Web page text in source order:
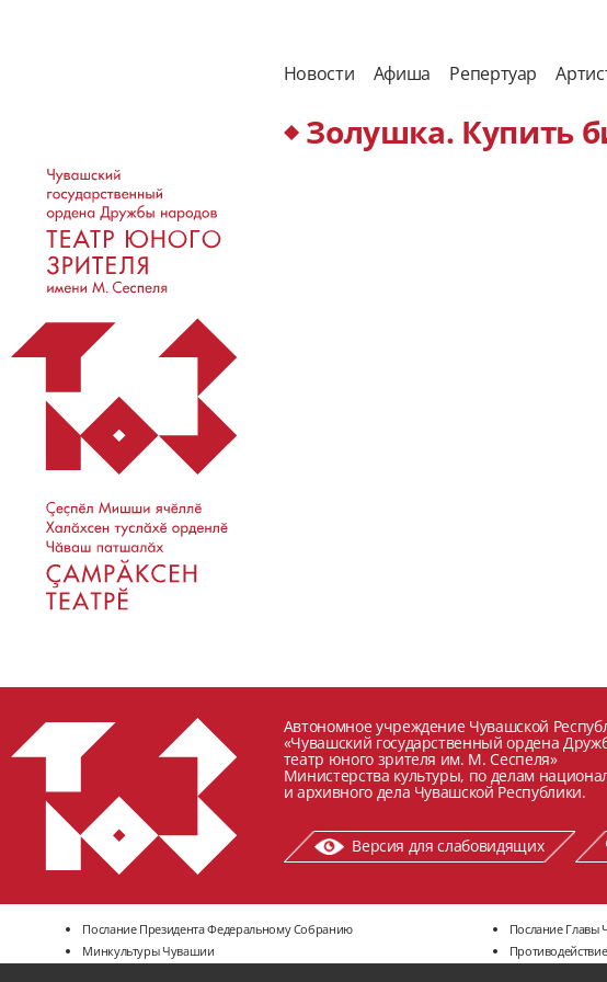
Новости Афиша Репертуар
Золушка. Купить
Автономное учреждение Чувашской
«Чувашский государственный ордена
театр юного зрителя им. М. Сеспеля»
Министерства культуры, по делам
и архивного дела Чувашской Республики.
Версия для слабовидящих
Послание Президента Федеральному Собранию Послание Главы
Минкультуры Чувашии